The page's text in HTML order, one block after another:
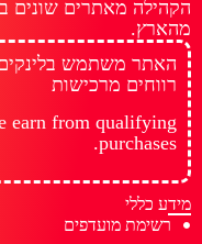
הקהילה מאתרים שונים
מהארץ.
האתר משתמש בלינקים
רווחים מרכישות
earn from qualifying
purchases.
מידע כללי
רשימת מועדפים